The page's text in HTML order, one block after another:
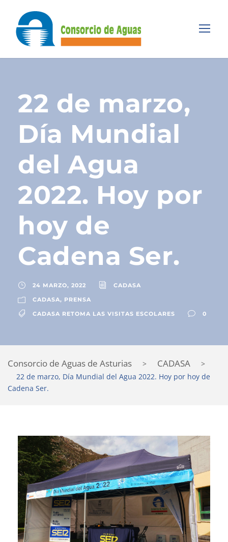
22 de marzo,
Día Mundial
del Agua
2022. Hoy por
hoy de
Cadena Ser.
24 MARZO, 2022
CADASA
CADASA, PRENSA
CADASA RETOMA LAS VISITAS ESCOLARES
0
Consorcio de Aguas de Asturias > CADASA
>
22 de marzo, Día Mundial del Agua 2022. Hoy por hoy de
Cadena Ser.